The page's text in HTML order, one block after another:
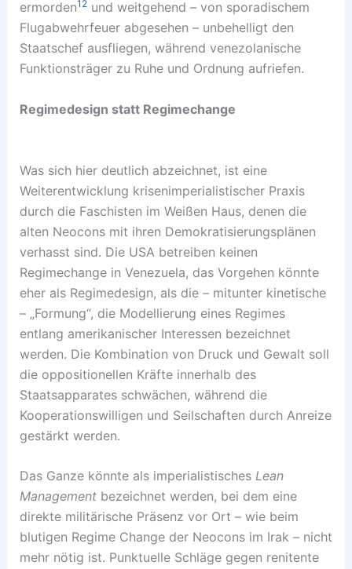
ermorden12und weitgehend – von sporadischem
Flugabwehrfeuer abgesehen – unbehelligt den
Staatschef ausfliegen, während venezolanische
Funktionsträger zu Ruhe und Ordnung aufriefen.
Regimedesign statt Regimechange
Was sich hier deutlich abzeichnet, ist eine
Weiterentwicklung krisenimperialistischer Praxis
durch die Faschisten im Weißen Haus, denen die
alten Neocons mit ihren Demokratisierungsplänen
verhasst sind. Die USA betreiben keinen
Regimechange in Venezuela, das Vorgehen könnte
eher als Regimedesign, als die – mitunter kinetische
– „Formung“, die Modellierung eines Regimes
entlang amerikanischer Interessen bezeichnet
werden. Die Kombination von Druck und Gewalt soll
die oppositionellen Kräfte innerhalb des
Staatsapparates schwächen, während die
Kooperationswilligen und Seilschaften durch Anreize
gestärkt werden.
Das Ganze könnte als imperialistisches Lean
Managementbezeichnet werden, bei dem eine
direkte militärische Präsenz vor Ort – wie beim
blutigen Regime Change der Neocons im Irak – nicht
mehr nötig ist. Punktuelle Schläge gegen renitente